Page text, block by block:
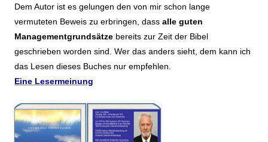
Dem Autor ist es gelungen den von mir schon lange
vermuteten Beweis zu erbringen, dass alle guten
Managementgrundsätze bereits zur Zeit der Bibel
geschrieben worden sind. Wer das anders sieht, dem kann ich
das Lesen dieses Buches nur empfehlen.
Eine Lesermeinung